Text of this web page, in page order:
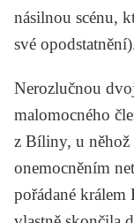
násilnou scénu,
své
Nerozlučnou
malomocného
z Bíliny, u něhož
onemocněním
pořádané králem